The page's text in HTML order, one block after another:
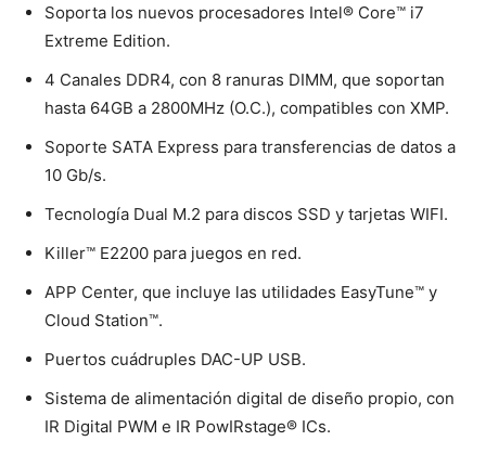
Soporta los nuevos procesadores Intel® Core™ i7
Extreme Edition.
4 Canales DDR4, con 8 ranuras DIMM, que soportan
hasta 64GB a 2800MHz (O.C.), compatibles con XMP.
Soporte SATA Express para transferencias de datos a
10 Gb/s.
Tecnología Dual M.2 para discos SSD y tarjetas WIFI.
Killer™ E2200 para juegos en red.
APP Center, que incluye las utilidades EasyTune™ y
Cloud Station™.
Puertos cuádruples DAC-UP USB.
Sistema de alimentación digital de diseño propio, con
IR Digital PWM e IR PowIRstage® ICs.